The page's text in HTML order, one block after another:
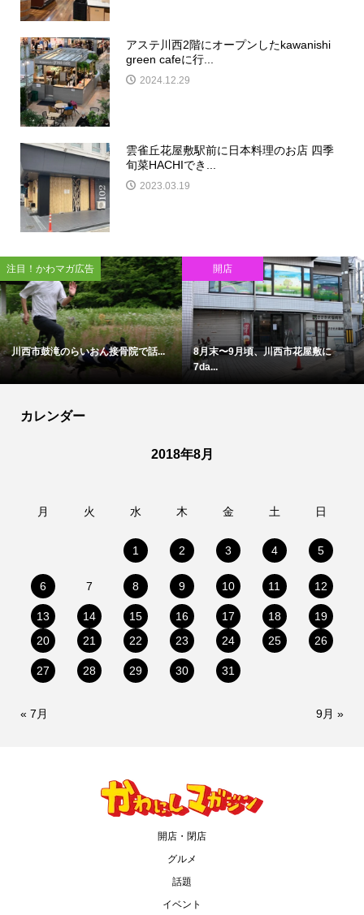
アステ川西2階にオープンしたkawanishi
green cafeに行...
2024.12.29
雲雀丘花屋敷駅前に日本料理のお店 四季
旬菜HACHIでき...
2023.03.19
注目！かわマガ広告
川西市鼓滝のらいおん接骨院で話...
開店
8月末〜9月頃、川西市花屋敷に
7da...
カレンダー
2018年8月
月 火 水 木 金 土 日
1 2 3 4 5
6 7 8 9 10 11 12
13 14 15 16 17 18
19
20
21 22 23 24 25 26
27 28 29 30 31
« 7月 9月 »
開店・閉店
グルメ
話題
イベント